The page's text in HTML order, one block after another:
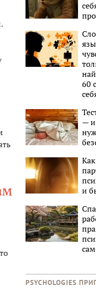
60
— и
и
PSYCHOLOGIES